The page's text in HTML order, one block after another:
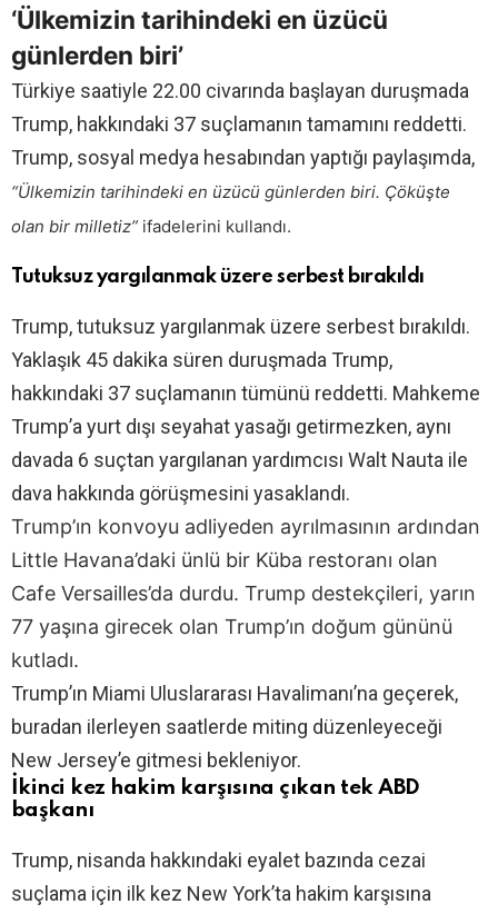
‘Ülkemizin tarihindeki en üzücü
günlerden biri’
Türkiye saatiyle 22.00 civarında başlayan duruşmada
Trump, hakkındaki 37 suçlamanın tamamını reddetti.
Trump, sosyal medya hesabından yaptığı paylaşımda,
“Ülkemizin tarihindeki en üzücü günlerden biri. Çöküşte
olan bir milletiz” ifadelerini kullandı.
Tutuksuz yargılanmak üzere serbest bırakıldı
Trump, tutuksuz yargılanmak üzere serbest bırakıldı.
Yaklaşık 45 dakika süren duruşmada Trump,
hakkındaki 37 suçlamanın tümünü reddetti. Mahkeme
Trump’a yurt dışı seyahat yasağı getirmezken, aynı
davada 6 suçtan yargılanan yardımcısı Walt Nauta ile
dava hakkında görüşmesini yasaklandı.
Trump’ın konvoyu adliyeden ayrılmasının ardından
Little Havana’daki ünlü bir Küba restoranı olan
Cafe Versailles’da durdu. Trump destekçileri, yarın
77 yaşına girecek olan Trump’ın doğum gününü
kutladı.
Trump’ın Miami Uluslararası Havalimanı’na geçerek,
buradan ilerleyen saatlerde miting düzenleyeceği
New Jersey’e gitmesi bekleniyor.
İkinci kez hakim karşısına çıkan tek ABD
başkanı
Trump, nisanda hakkındaki eyalet bazında cezai
suçlama için ilk kez New York’ta hakim karşısına